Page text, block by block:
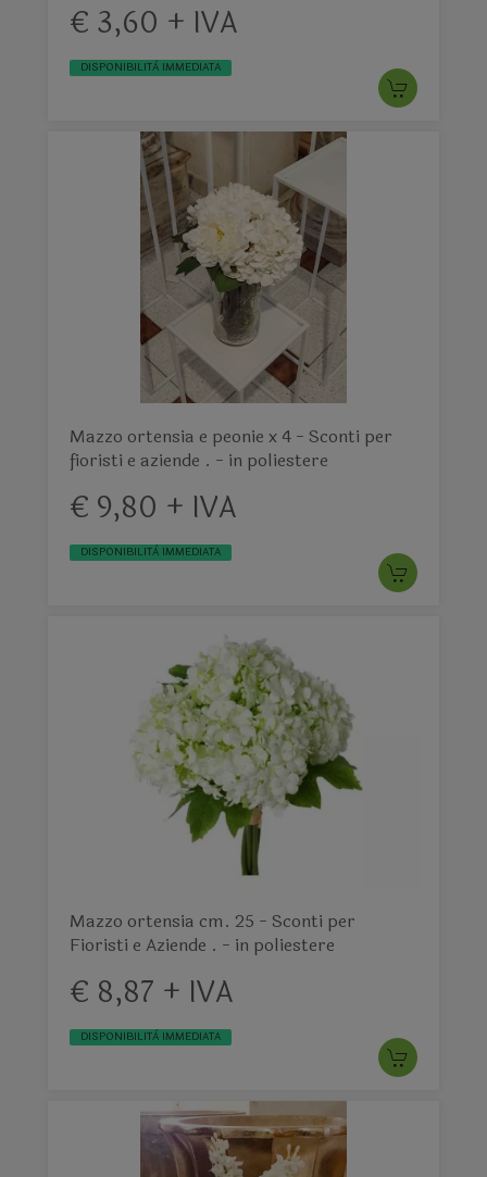
€ 3,60 + IVA
DISPONIBILITÀ IMMEDIATA
Mazzo ortensia e peonie x 4 - Sconti per
fioristi e aziende . - in poliestere
€ 9,80 + IVA
DISPONIBILITÀ IMMEDIATA
Mazzo ortensia cm. 25 - Sconti per
Fioristi e Aziende . - in poliestere
€ 8,87 + IVA
DISPONIBILITÀ IMMEDIATA